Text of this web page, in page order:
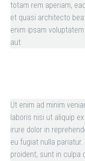
totam rem aperiam,
et quasi architecto
enim ipsam
aut
Ut enim ad minim
laboris nisi ut aliquip
irure dolor in
eu fugiat nulla
proident, sunt in culpa